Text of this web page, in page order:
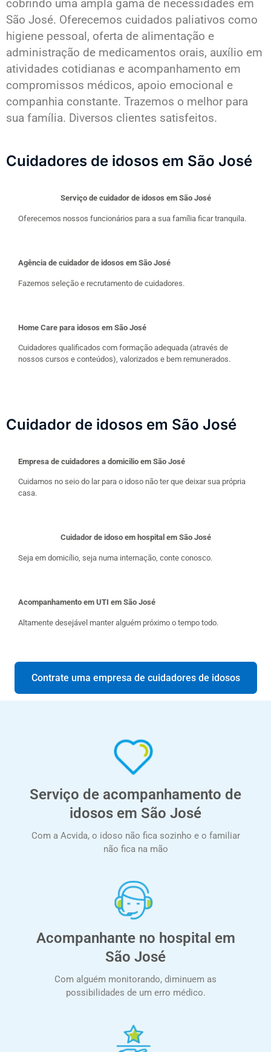
cobrindo uma ampla gama de necessidades em
São José. Oferecemos cuidados paliativos como
higiene pessoal, oferta de alimentação e
administração de medicamentos orais, auxílio em
atividades cotidianas e acompanhamento em
compromissos médicos, apoio emocional e
companhia constante. Trazemos o melhor para
sua família. Diversos clientes satisfeitos.
Cuidadores de idosos em São José
Serviço de cuidador de idosos em São José
Oferecemos nossos funcionários para a sua família ficar tranquila.
Agência de cuidador de idosos em São José
Fazemos seleção e recrutamento de cuidadores.
Home Care para idosos em São José
Cuidadores qualificados com formação adequada (através de
nossos cursos e conteúdos), valorizados e bem remunerados.
Cuidador de idosos em São José
Empresa de cuidadores a domicilio em São José
Cuidamos no seio do lar para o idoso não ter que deixar sua própria
casa.
Cuidador de idoso em hospital em São José
Seja em domicílio, seja numa internação, conte conosco.
Acompanhamento em UTI em São José
Altamente desejável manter alguém próximo o tempo todo.
Contrate uma empresa de cuidadores de idosos
Serviço de acompanhamento de
idosos em São José
Com a Acvida, o idoso não fica sozinho e o familiar
não fica na mão
Acompanhante no hospital em
São José
Com alguém monitorando, diminuem as
possibilidades de um erro médico.